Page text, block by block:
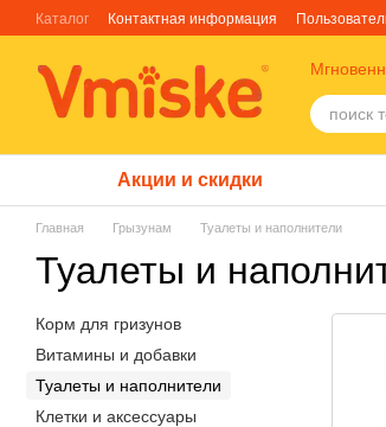
Перейти к основному контенту
Каталог Контактная информация
Акции и скидки
Главная Грызунам Туалеты и наполнители
Туалеты и
Корм для гризунов
Витамины и добавки
Туалеты и наполнители
Клетки и аксессуары